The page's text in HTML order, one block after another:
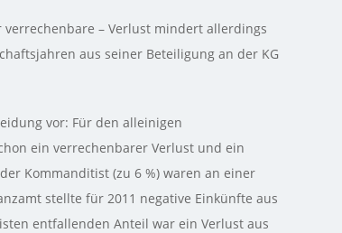
– Verlust mindert allerdings
aus seiner Beteiligung an der KG
vor: Für den alleinigen
ein verrechenbarer Verlust und ein
Kommanditist (zu 6 %) waren an einer
stellte für 2011 negative Einkünfte aus
entfallenden Anteil war ein Verlust aus